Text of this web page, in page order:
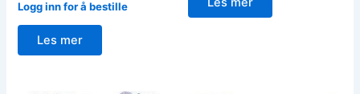
Logg inn for å bestille
Les mer